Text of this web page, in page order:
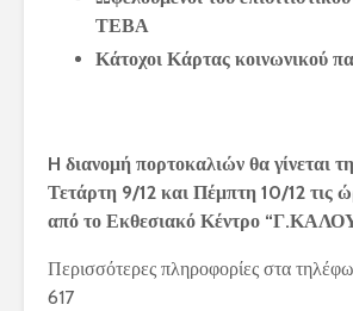
ΤΕΒΑ
Κάτοχοι Κάρτας κοινωνικού
H διανομή πορτοκαλιών θα γίνεται
Τετάρτη 9/12 και Πέμπτη 10/12 τις
από το Εκθεσιακό Κέντρο
Περισσότερες πληροφορίες στα
617